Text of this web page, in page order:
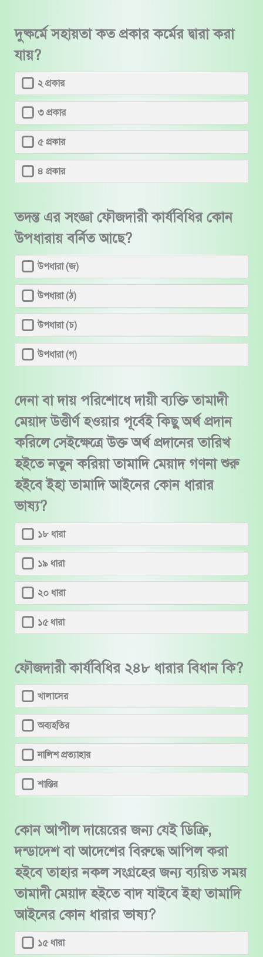
দুষ্কর্মে সহায়তা কত প্রকার কর্মের দ্বারা করা
যায়?
২ প্রকার
৩ প্রকার
৫ প্রকার
৪ প্রকার
তদন্ত এর সংজ্ঞা ফৌজদারী কার্যবিধির কোন
উপধারায় বর্নিত আছে?
উপধারা (জ)
উপধারা (ঠ)
উপধারা (চ)
উপধারা (গ)
দেনা বা দায় পরিশোধে দায়ী ব্যক্তি তামাদী
মেয়াদ উত্তীর্ণ হওয়ার পূর্বেই কিছু অর্থ প্রদান
করিলে সেইক্ষেত্রে উক্ত অর্থ প্রদানের তারিখ
হইতে নতুন করিয়া তামাদি মেয়াদ গণনা শুরু
হইবে ইহা তামাদি আইনের কোন ধারার
ভাষ্য?
১৮ ধারা
১৯ ধারা
২০ ধারা
১৫ ধারা
ফৌজদারী কার্যবিধির ২৪৮ ধারার বিধান কি?
খালাসের
অব্যহতির
নালিশ প্রত্যাহার
শাস্তির
কোন আপীল দায়েরের জন্য যেই ডিক্রি,
দন্ডাদেশ বা আদেশের বিরুদ্ধে আপিল করা
হইবে তাহার নকল সংগ্রহের জন্য ব্যয়িত সময়
তামাদী মেয়াদ হইতে বাদ যাইবে ইহা তামাদি
আইনের কোন ধারার ভাষ্য?
১৫ ধারা